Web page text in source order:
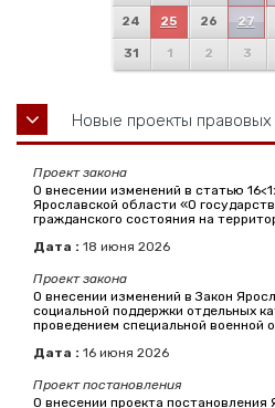
24 25 26 27
31 1 2 3
Новые проекты правовых
Проект закона
О внесении изменений в статью
Ярославской области «О
гражданского состояния на
Дата : 18 июня 2026
Проект закона
О внесении изменений в Закон
социальной поддержки отдельных
проведением специальной военной
Дата : 16 июня 2026
Проект постановления
О внесении проекта